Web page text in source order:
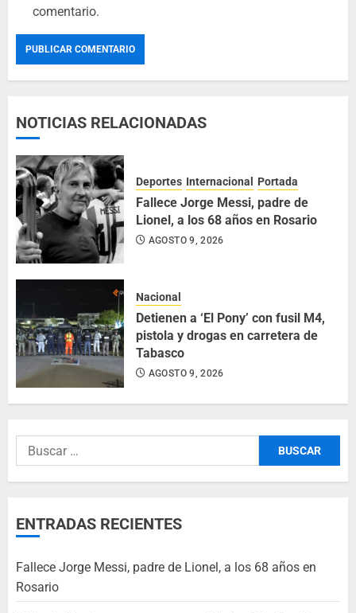
comentario.
NOTICIAS RELACIONADAS
Deportes Internacional Portada
Fallece Jorge Messi, padre de
Lionel, a los 68 años en Rosario
AGOSTO 9, 2026
Nacional
Detienen a ‘El Pony’ con fusil M4,
pistola y drogas en carretera de
Tabasco
AGOSTO 9, 2026
ENTRADAS RECIENTES
Fallece Jorge Messi, padre de Lionel, a los 68 años en
Rosario